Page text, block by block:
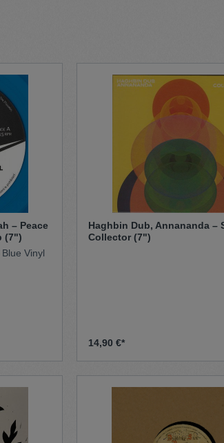
Gürtel
– Peace
(7")
Vinyl
Haghbin Dub, Annananda –
Collector (7")
14,90 €*